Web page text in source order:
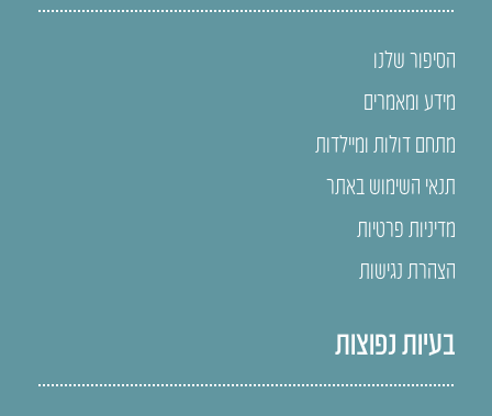
הסיפור שלנו
מידע ומאמרים
מתחם דולות ומיילדות
תנאי השימוש באתר
מדיניות פרטיות
הצהרת נגישות
בעיות נפוצות